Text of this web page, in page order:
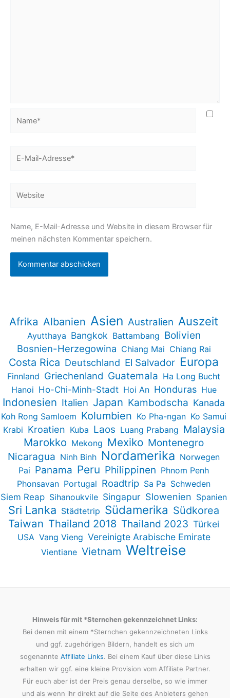
Mail-
Name, E-Mail-Adresse und Website in diesem Browser für
meinen nächsten Kommentar speichern.
Afrika Albanien Asien Australien Auszeit
Ayutthaya Bangkok Battambang Bolivien
Bosnien-Herzegowina Chiang Mai Chiang Rai
Costa Rica Deutschland El Salvador Europa
Finnland Griechenland Guatemala Ha Long Bucht
Hanoi Ho-Chi-Minh-Stadt Hoi An Honduras Hue
Indonesien Italien Japan Kambodscha Kanada
Koh Rong Samloem Kolumbien Ko Pha-ngan Ko Samui
Krabi Kroatien Kuba Laos Luang Prabang Malaysia
Marokko Mekong Mexiko Montenegro
Nicaragua Ninh Binh Nordamerika Norwegen
Pai Panama Peru Philippinen Phnom Penh
Phonsavan Portugal Roadtrip Sa Pa Schweden
Siem Reap Sihanoukvile Singapur Slowenien Spanien
Sri Lanka Städtetrip Südamerika Südkorea
Taiwan Thailand 2018 Thailand 2023 Türkei
USA Vang Vieng Vereinigte Arabische Emirate
Vientiane Vietnam Weltreise
Hinweis für mit *Sternchen gekennzeichnet Links:
Bei denen mit einem *Sternchen gekennzeichneten Links
und ggf. zugehörigen Bildern, handelt es sich um
sogenannte Affiliate Links. Bei einem Kauf über diese Links
erhalten wir ggf. eine kleine Provision vom Affiliate Partner.
Für euch aber ist der Preis genau derselbe, so wie immer
und als wenn ihr direkt auf die Seite des Anbieters gehen